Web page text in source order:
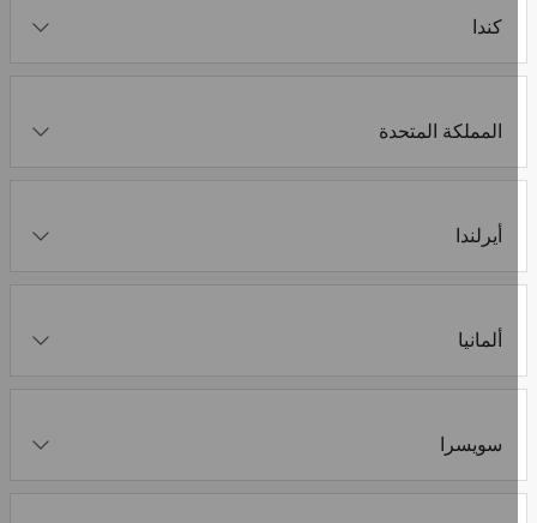
كندا
المملكة المتحدة
أيرلندا
ألمانيا
سويسرا